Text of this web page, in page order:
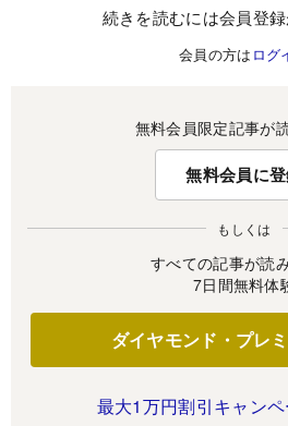
続きを読むには会員登録
会員の方は ログ
無料会員限定記事が
無料会員に
もしくは
すべての記事が読
7日間無料体
ダイヤモンド・プレ
最大1万円割引キャンペ